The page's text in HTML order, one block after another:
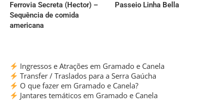
Ferrovia Secreta (Hector) –
Sequência de comida
americana
Passeio Linha Bella
Ingressos e Atrações em Gramado e Canela
Transfer / Traslados para a Serra Gaúcha
O que fazer em Gramado e Canela?
Jantares temáticos em Gramado e Canela